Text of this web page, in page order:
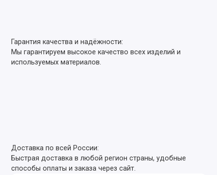
Гарантия качества и надёжности:
Мы гарантируем высокое качество всех изделий и
используемых материалов.
Доставка по всей России:
Быстрая доставка в любой регион страны, удобные
способы оплаты и заказа через сайт.